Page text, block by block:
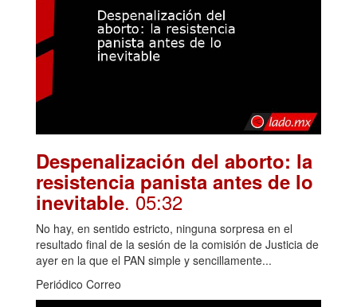
Despenalización del aborto: la
resistencia panista antes de lo
inevitable. 05:32
No hay, en sentido estricto, ninguna sorpresa en el
resultado final de la sesión de la comisión de Justicia de
ayer en la que el PAN simple y sencillamente...
Periódico Correo